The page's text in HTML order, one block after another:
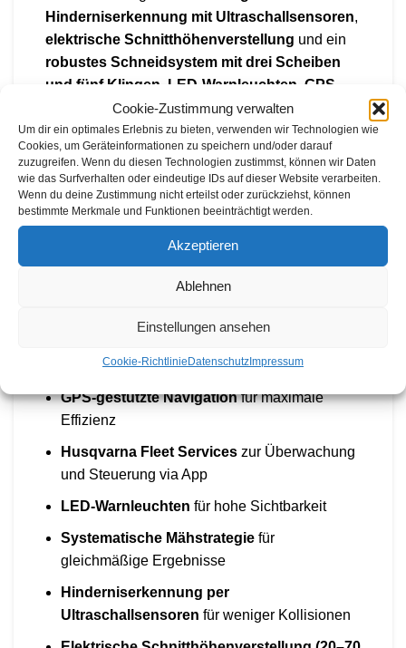
Cookie-Zustimmung verwalten
Um dir ein optimales Erlebnis zu bieten, verwenden wir Technologien wie
Cookies, um Geräteinformationen zu speichern und/oder darauf
zuzugreifen. Wenn du diesen Technologien zustimmst, können wir Daten
wie das Surfverhalten oder eindeutige IDs auf dieser Website verarbeiten.
Wenn du deine Zustimmung nicht erteilst oder zurückziehst, können
bestimmte Merkmale und Funktionen beeinträchtigt werden.
Akzeptieren
Ablehnen
Einstellungen ansehen
Cookie-RichtlinieDatenschutzImpressum
Hinderniserkennung mit Ultraschallsensoren,
elektrische Schnitthöhenverstellung und ein
robustes Schneidsystem mit drei Scheiben
und fünf Klingen LED-Warnleuchten, GPS-
Diebstahlschutz und Wetterbeständigkeit
(IPX5)sorgen für zusätzliche Sicherheit und
Zuverlässigkeit.
Eigenschaften & Vorteile
EPOS®-Technologie für kabellose
GPS-gestützte Navigationfür maximale
Effizienz
Husqvarna Fleet Services zur Überwachung
und Steuerung via App
LED-Warnleuchten für hohe Sichtbarkeit
Systematische Mähstrategie für
gleichmäßige Ergebnisse
Hinderniserkennung per
Ultraschallsensoren für weniger Kollisionen